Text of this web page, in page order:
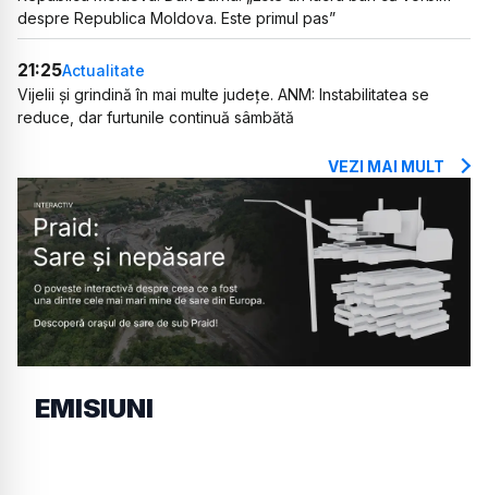
despre Republica Moldova. Este primul pas”
21:25Actualitate
Vijelii și grindină în mai multe județe. ANM: Instabilitatea se
reduce, dar furtunile continuă sâmbătă
VEZI MAI MULT
EMISIUNI